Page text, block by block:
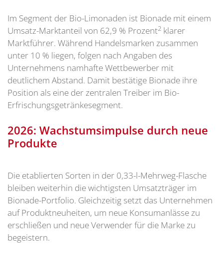
Im Segment der Bio-Limonaden ist Bionade mit einem
Umsatz-Marktanteil von 62,9 % Prozent2 klarer
Marktführer. Während Handelsmarken zusammen
unter 10 % liegen, folgen nach Angaben des
Unternehmens namhafte Wettbewerber mit
deutlichem Abstand. Damit bestätige Bionade ihre
Position als eine der zentralen Treiber im Bio-
Erfrischungsgetränkesegment.
2026: Wachstumsimpulse durch neue
Produkte
Die etablierten Sorten in der 0,33-l-Mehrweg-Flasche
bleiben weiterhin die wichtigsten Umsatzträger im
Bionade-Portfolio. Gleichzeitig setzt das Unternehmen
auf Produktneuheiten, um neue Konsumanlässe zu
erschließen und neue Verwender für die Marke zu
begeistern.